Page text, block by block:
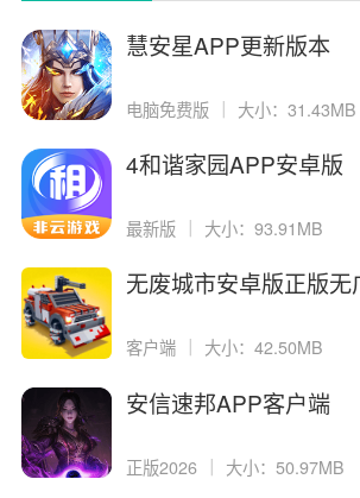
慧安星APP更新版本
电脑免费版 ｜ 大小：31.43MB
4和谐家园APP安卓版
最新版 大小：93.91MB
无废城市安卓版正版无
客户端 大小：42.50MB
安信速邦APP客户端
正版2026 ｜ 大小：50.97MB